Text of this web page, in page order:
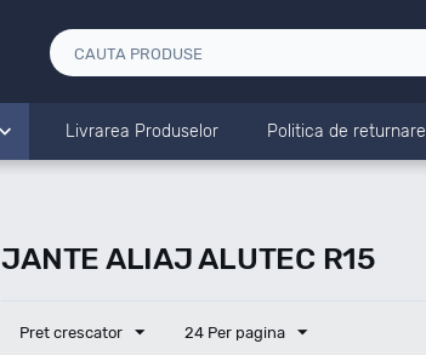
Livrarea Produselor Politica de returnare
JANTE ALIAJ ALUTEC R15
Pret crescator 24 Per pagina